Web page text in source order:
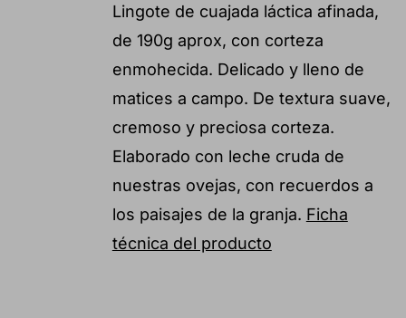
Lingote de cuajada láctica afinada,
de 190g aprox, con corteza
enmohecida. Delicado y lleno de
matices a campo. De textura suave,
cremoso y preciosa corteza.
Elaborado con leche cruda de
nuestras ovejas, con recuerdos a
los paisajes de la granja. Ficha
técnica del producto